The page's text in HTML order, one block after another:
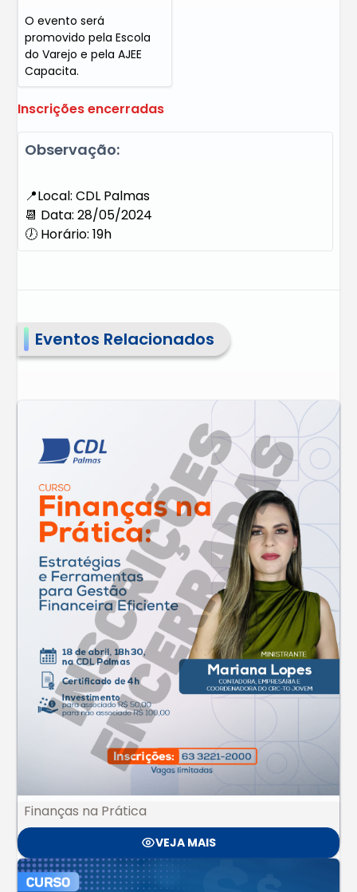
O evento será
promovido pela Escola
do Varejo e pela AJEE
Capacita.
Inscrições encerradas
Observação:
📍Local: CDL Palmas
📆 Data: 28/05/2024
🕖 Horário: 19h
Eventos Relacionados
Finanças na Prática
VEJA MAIS